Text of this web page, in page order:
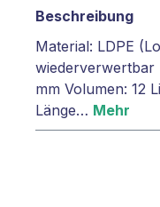
Beschreibung
Material: LDPE
wiederverwertbar
mm Volumen: 12
Länge… Mehr